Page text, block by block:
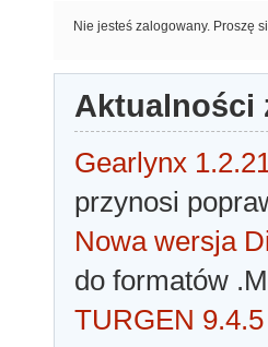
Nie jesteś zalogowany. Proszę
Aktualności
Gearlynx
przynosi
Nowa wersja
do formatów
TURGEN 9.4.5